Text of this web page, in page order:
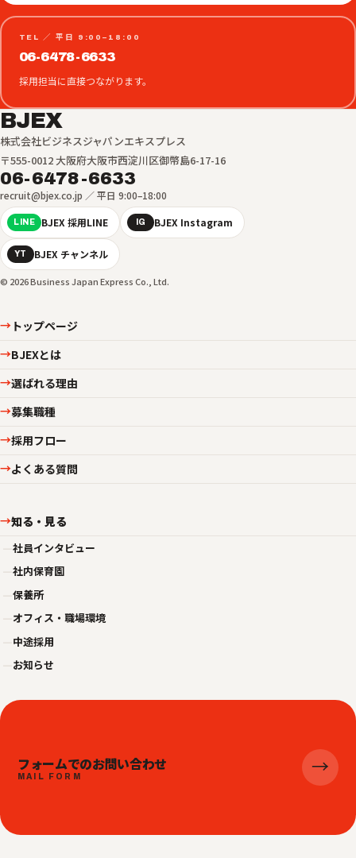
TEL ／ 平日 9:00–18:00
06-6478-6633
採用担当に直接つながります。
BJEX
株式会社ビジネスジャパンエキスプレス
〒555-0012 大阪府大阪市西淀川区御幣島6-17-16
06-6478-6633
recruit@bjex.co.jp ／ 平日 9:00–18:00
LINE BJEX 採用LINE IG BJEX Instagram
YT BJEX チャンネル
© 2026 Business Japan Express Co., Ltd.
→ トップページ
→BJEXとは
→選ばれる理由
→募集職種
→採用フロー
→よくある質問
→知る・見る
社員インタビュー
社内保育園
保養所
オフィス・職場環境
中途採用
お知らせ
フォームでのお問い合わせ
MAIL FORM →